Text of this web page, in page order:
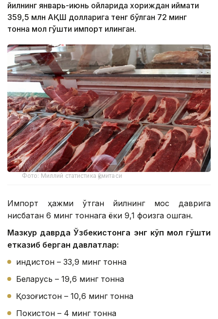
йилнинг январь-июнь ойларида хориждан қиймати
359,5 млн АҚШ долларига тенг бўлган 72 минг
тонна мол гўшти импорт қилинган.
Фото: Миллий статистика қўмитаси
Импорт ҳажми ўтган йилнинг мос даврига
нисбатан 6 минг тоннага ёки 9,1 фоизга ошган.
Мазкур даврда Ўзбекистонга энг кўп мол гўшти
етказиб берган давлатлар:
Ҳиндистон – 33,9 минг тонна
Беларусь – 19,6 минг тонна
Қозоғистон – 10,6 минг тонна
Покистон – 4 минг тонна